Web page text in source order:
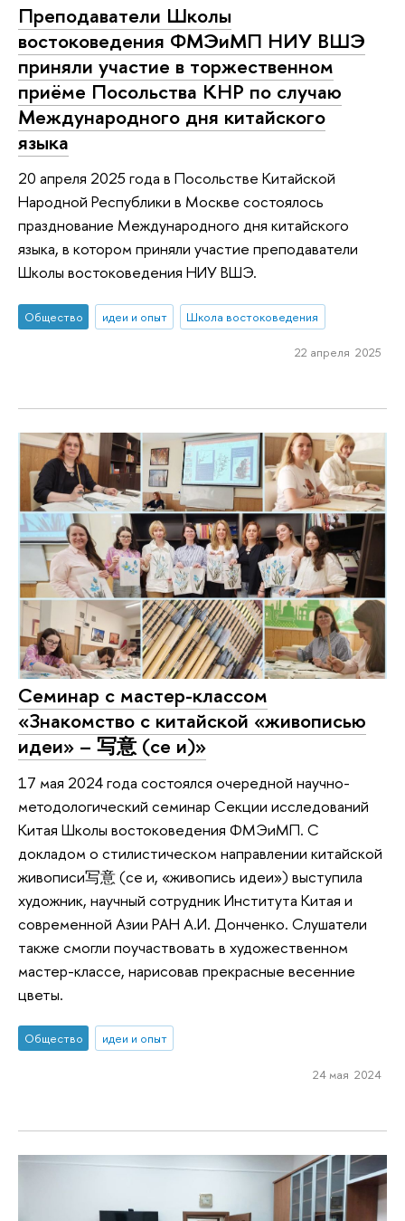
Преподаватели Школы
востоковедения ФМЭиМП НИУ ВШЭ
приняли участие в торжественном
приёме Посольства КНР по случаю
Международного дня китайского
языка
20 апреля 2025 года в Посольстве Китайской
Народной Республики в Москве состоялось
празднование Международного дня китайского
языка, в котором приняли участие преподаватели
Школы востоковедения НИУ ВШЭ.
Общество идеи и опыт Школа востоковедения
22 апреля 2025
Семинар с мастер-классом
«Знакомство с китайской «живописью
идеи» – 写意 (се и)»
17 мая 2024 года состоялся очередной научно-
методологический семинар Секции исследований
Китая Школы востоковедения ФМЭиМП. С
докладом о стилистическом направлении китайской
живописи写意 (се и, «живопись идеи») выступила
художник, научный сотрудник Института Китая и
современной Азии РАН А.И. Донченко. Слушатели
также смогли поучаствовать в художественном
мастер-классе, нарисовав прекрасные весенние
цветы.
Общество идеи и опыт
24 мая 2024